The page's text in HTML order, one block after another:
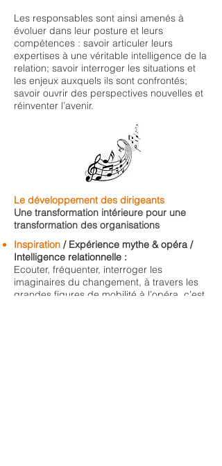
Les responsables sont ainsi amenés à
évoluer dans leur posture et leurs
compétences : savoir articuler leurs
expertises à une véritable intelligence de la
relation; savoir interroger les situations et
les enjeux auxquels ils sont confrontés;
savoir ouvrir des perspectives nouvelles et
réinventer l’avenir.
Le développement des dirigeants
Une transformation intérieure pour une
transformation des organisations
Inspiration / Expérience mythe & opéra /
Intelligence relationnelle :
Ecouter, fréquenter, interroger les
imaginaires du changement, à travers les
grandes figures de mobilité à l’opéra, c’est